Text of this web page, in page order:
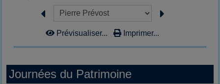
Journées du Patrimoine
Prévisualiser... Imprimer...